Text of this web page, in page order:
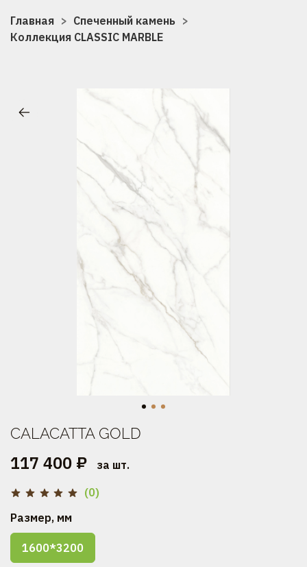
Главная
Спеченный камень
Коллекция CLASSIC MARBLE
(0)
CALACATTA GOLD
117 400 ₽ за шт.
Размер, мм
1600*3200